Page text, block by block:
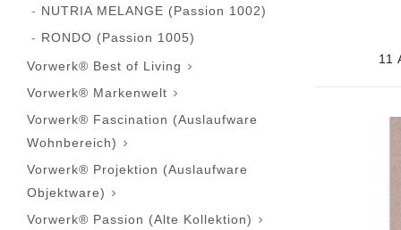
NUTRIA MELANGE (Passion 1002)
RONDO (Passion 1005)
Vorwerk® Best of Living

Vorwerk® Markenwelt 
Vorwerk® Fascination (Auslaufware
Wohnbereich)

Vorwerk® Projektion (Auslaufware
Objektware)

Vorwerk® Passion (Alte Kollektion) 
11